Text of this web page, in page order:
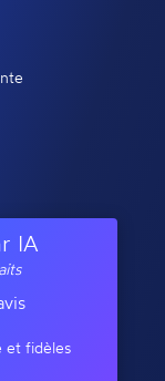
IA
et fidèles